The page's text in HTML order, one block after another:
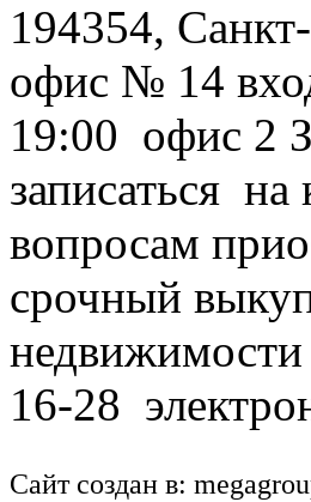
194354,
офис № 14
19:00 офис 2
записаться
вопросам
срочный
16-28
Сайт создан в: